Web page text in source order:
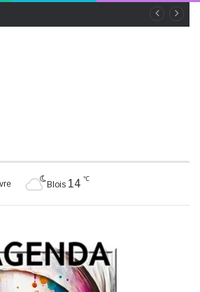
Blois 14 ℃